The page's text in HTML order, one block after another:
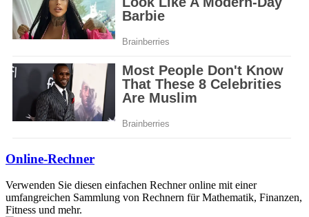
Online-Rechner
Verwenden Sie diesen einfachen Rechner online mit einer
umfangreichen Sammlung von Rechnern für Mathematik, Finanzen,
Fitness und mehr.